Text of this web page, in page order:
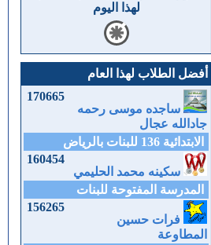
لهذا اليوم
أفضل الطلاب لهذا العام
ساجده موسى رحمه
جادالله عجال
170665
الابتدائية 136 للبنات بالرياض
سكينه محمد الحليمي
160454
المدرسة المفتوحة للبنات
فرات حسين
المطاوعة
156265